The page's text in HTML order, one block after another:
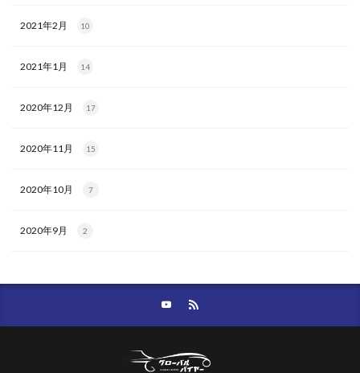
2021年2月 10
2021年1月 14
2020年12月 17
2020年11月 15
2020年10月 7
2020年9月 2